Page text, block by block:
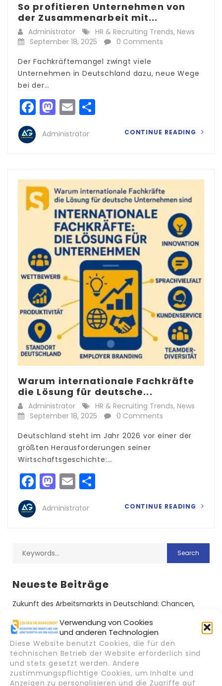
Verwendung von Cookies
und anderen Technologien
Diese Website benutzt Cookies, die für den
technischen Betrieb der Website erforderlich sind
und stets gesetzt werden. Andere
zustimmungspflichtige Cookies, um Inhalte und
Anzeigen zu personalisieren und die Zugriffe auf
So profitieren Unternehmen von
der Zusammenarbeit mit...
Administrator HR & Recruiting Trends, News
September 18, 2025
0 Comments
Der Fachkräftemangel zwingt viele
Unternehmen in Deutschland dazu, neue Wege
bei der…
Facebook
Mastodon
Email
Administrator CONTINUE READING
Warum internationale Fachkräfte
die Lösung für deutsche...
Administrator HR & Recruiting Trends, News
September 18, 2025
0 Comments
Deutschland steht im Jahr 2026 vor einer der
größten Herausforderungen seiner
Wirtschaftsgeschichte:…
Facebook
Mastodon
Email
Administrator CONTINUE READING
Neueste Beiträge
Zukunft des Arbeitsmarkts in Deutschland: Chancen,
Vom Bewerber zum Mitarbeiter: Der Weg internationaler
Talente nach Deutschland
Digitale Tools im Recruiting: Wie KI den internationalen
Arbeitsmarkt verändert
Warum kulturelle Vielfalt ein Erfolgsfaktor in deutschen
Unternehmen ist